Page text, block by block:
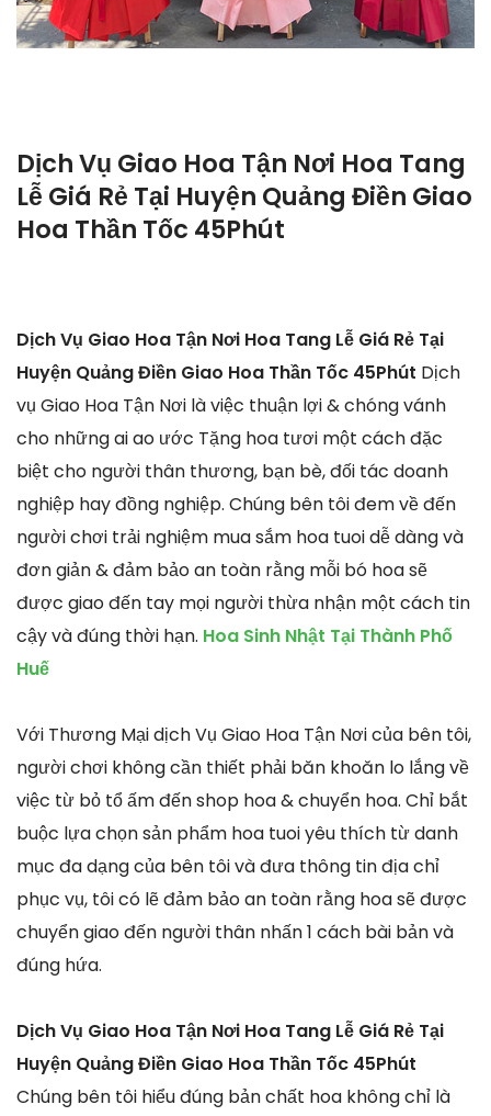
Dịch Vụ Giao Hoa Tận Nơi Hoa Tang
Lễ Giá Rẻ Tại Huyện Quảng Điền Giao
Hoa Thần Tốc 45Phút
Dịch Vụ Giao Hoa Tận Nơi Hoa Tang Lễ Giá Rẻ Tại
Huyện Quảng Điền Giao Hoa Thần Tốc 45Phút Dịch
vụ Giao Hoa Tận Nơi là việc thuận lợi & chóng vánh
cho những ai ao ước Tặng hoa tươi một cách đặc
biệt cho người thân thương, bạn bè, đối tác doanh
nghiệp hay đồng nghiệp. Chúng bên tôi đem về đến
người chơi trải nghiệm mua sắm hoa tuoi dễ dàng và
đơn giản & đảm bảo an toàn rằng mỗi bó hoa sẽ
được giao đến tay mọi người thừa nhận một cách tin
cậy và đúng thời hạn. Hoa Sinh Nhật Tại Thành Phố
Huế
Với Thương Mại dịch Vụ Giao Hoa Tận Nơi của bên tôi,
người chơi không cần thiết phải băn khoăn lo lắng về
việc từ bỏ tổ ấm đến shop hoa & chuyển hoa. Chỉ bắt
buộc lựa chọn sản phẩm hoa tuoi yêu thích từ danh
mục đa dạng của bên tôi và đưa thông tin địa chỉ
phục vụ, tôi có lẽ đảm bảo an toàn rằng hoa sẽ được
chuyển giao đến người thân nhấn 1 cách bài bản và
đúng hứa.
Dịch Vụ Giao Hoa Tận Nơi Hoa Tang Lễ Giá Rẻ Tại
Huyện Quảng Điền Giao Hoa Thần Tốc 45Phút
Chúng bên tôi hiểu đúng bản chất hoa không chỉ là